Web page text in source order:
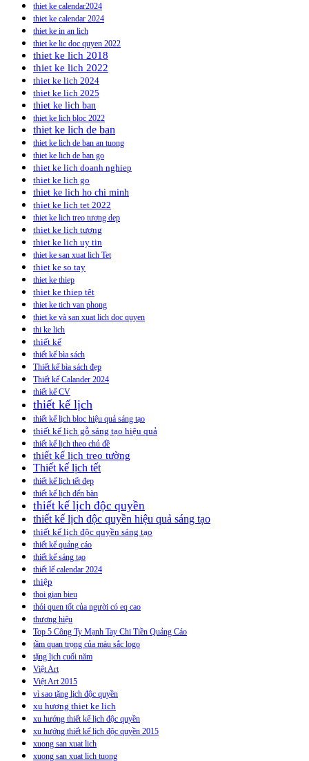
thiet ke calendar2024
thiet ke calendar 2024
thiet ke in an lich
thiet ke lic doc quyen 2022
thiet ke lich 2018
thiet ke lich 2022
thiet ke lich 2024
thiet ke lich 2025
thiet ke lich ban
thiet ke lich bloc 2022
thiet ke lich de ban
thiet ke lich de ban an tuong
thiet ke lich de ban go
thiet ke lich doanh nghiep
thiet ke lich go
thiet ke lich ho chi minh
thiet ke lich tet 2022
thiet ke lich treo tương dep
thiet ke lich tương
thiet ke lich uy tin
thiet ke san xuat lich Tet
thiet ke so tay
thiet ke thiep
thiet ke thiep têt
thiet ke tich van phong
thiet ke và san xuat lich doc quyen
thi ke lich
thiết kế
thiết kế bìa sách
Thiết kế bìa sách đẹp
Thiết kế Calander 2024
thiết kế CV
thiết kế lịch
thiết kế lịch bloc hiệu quả sáng tạo
thiết kế lịch gỗ sáng tạo hiệu quả
thiết kế lịch theo chủ đề
thiết kế lịch treo tường
Thiết kế lịch tết
thiết kế lịch tết đẹp
thiết kế lịch đển bàn
thiết kế lịch độc quyền
thiết kế lịch độc quyền hiệu quả sáng tạo
thiết kế lịch độc quyền sáng tạo
thiết kế quảng cáo
thiết kế sáng tạo
thiết lế calendar 2024
thiệp
thoi gian bieu
thói quen tốt của người có eq cao
thương hiệu
Top 5 Công Ty Mạnh Tay Chi Tiền Quảng Cáo
tầm quan trọng của màu sắc logo
tặng lịch cuối năm
Việt Art
Việt Art 2015
vì sao tặng lịch độc quyền
xu hương thiet ke lich
xu hướng thiết kế lịch độc quyền
xu hướng thiết kế lịch độc quyền 2015
xuong san xuat lich
xuong san xuat lich tuong